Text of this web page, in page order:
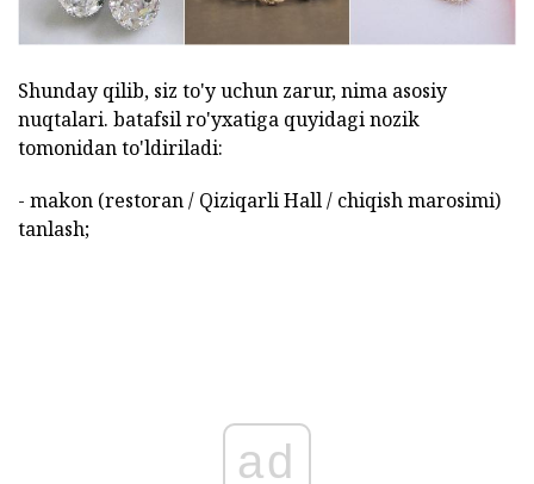
Shunday qilib, siz to'y uchun zarur, nima asosiy
nuqtalari. batafsil ro'yxatiga quyidagi nozik
tomonidan to'ldiriladi:
- makon (restoran / Qiziqarli Hall / chiqish marosimi)
tanlash;
ad